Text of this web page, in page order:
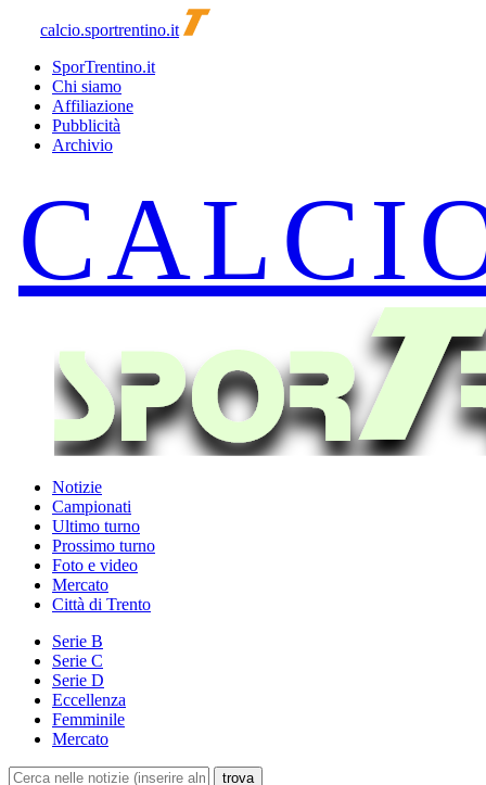
calcio.sportrentino.it
SporTrentino.it
Chi siamo
Affiliazione
Pubblicità
Archivio
Notizie
Campionati
Ultimo turno
Prossimo turno
Foto e video
Mercato
Città di Trento
Serie B
Serie C
Serie D
Eccellenza
Femminile
Mercato